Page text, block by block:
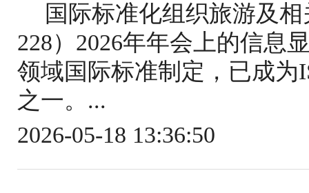
国际标准化组织旅游及
228）2026年年会上的信息
领域国际标准制定，已成为
之一。...
2026-05-18 13:36:50